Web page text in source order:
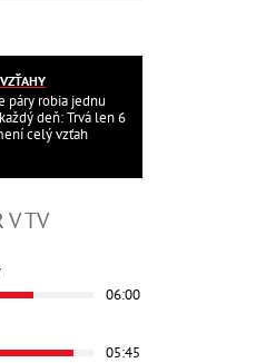
páry robia jednu
deň: Trvá len 6
celý vzťah
V TV
06:00
05:45